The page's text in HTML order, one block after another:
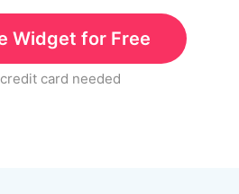
Widget for Free
card needed